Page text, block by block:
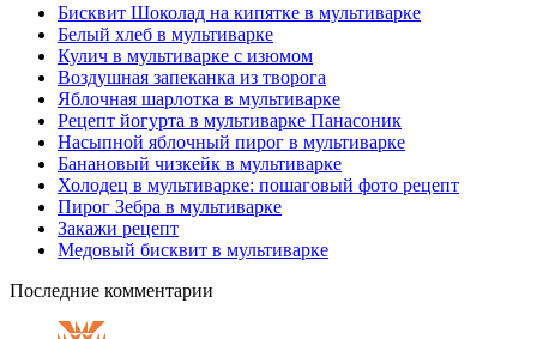
Бисквит Шоколад на кипятке в мультиварке
Белый хлеб в мультиварке
Кулич в мультиварке с изюмом
Воздушная запеканка из творога
Яблочная шарлотка в мультиварке
Рецепт йогурта в мультиварке Панасоник
Насыпной яблочный пирог в мультиварке
Банановый чизкейк в мультиварке
Холодец в мультиварке: пошаговый фото рецепт
Пирог Зебра в мультиварке
Закажи рецепт
Медовый бисквит в мультиварке
Последние комментарии